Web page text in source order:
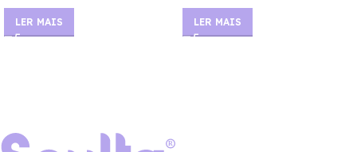
LER MAIS LER MAIS